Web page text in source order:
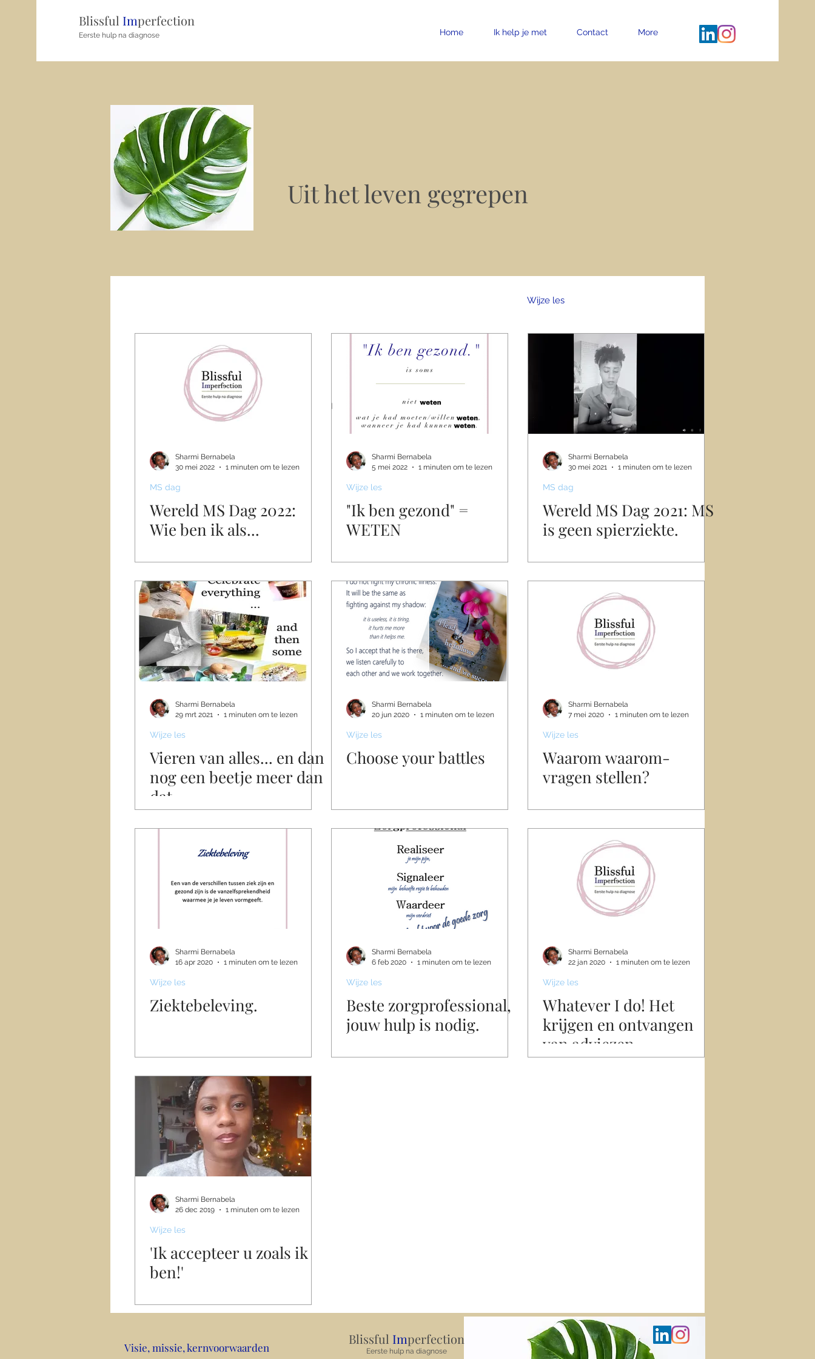
Blissful Imperfection
Eerste hulp na diagnose Home Ik help je met Contact More
Uit het leven gegrepen
Wijze les
Revalidatie dagboek Relaps dagboek
Sharmi Bernabela
30 mei 2022
1 minuten om te lezen
MS dag
Wereld MS Dag 2022:
Wie ben ik als...
Sharmi Bernabela
5 mei 2022
1 minuten om te lezen
Wijze les
"Ik ben gezond" =
WETEN
Sharmi Bernabela
30 mei 2021
1 minuten om te lezen
MS dag
Wereld MS Dag 2021: MS
is geen spierziekte.
Sharmi Bernabela
29 mrt 2021
1 minuten om te lezen
Wijze les
Vieren van alles... en dan
nog een beetje meer dan
dat.
Sharmi Bernabela
20 jun 2020
1 minuten om te lezen
Wijze les
Choose your battles
Sharmi Bernabela
7 mei 2020
1 minuten om te lezen
Wijze les
Waarom waarom-
vragen stellen?
Sharmi Bernabela
16 apr 2020
1 minuten om te lezen
Wijze les
Ziektebeleving.
Sharmi Bernabela
6 feb 2020
1 minuten om te lezen
Wijze les
Beste zorgprofessional,
jouw hulp is nodig.
Sharmi Bernabela
22 jan 2020
1 minuten om te lezen
Wijze les
Whatever I do! Het
krijgen en ontvangen
van adviezen.
Sharmi Bernabela
26 dec 2019
1 minuten om te lezen
Wijze les
'Ik accepteer u zoals ik
ben!'
Visie, missie, kernvoorwaarden
Blissful Imperfection
Eerste hulp na diagnose